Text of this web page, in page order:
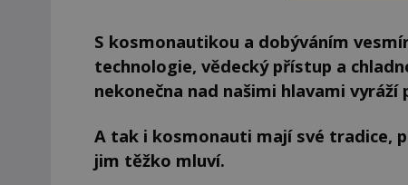
S kosmonautikou a dobýváním
technologie, vědecký přístup a
nekonečna nad našimi hlavami vyráží
A tak i kosmonauti mají své tradice,
jim těžko mluví.